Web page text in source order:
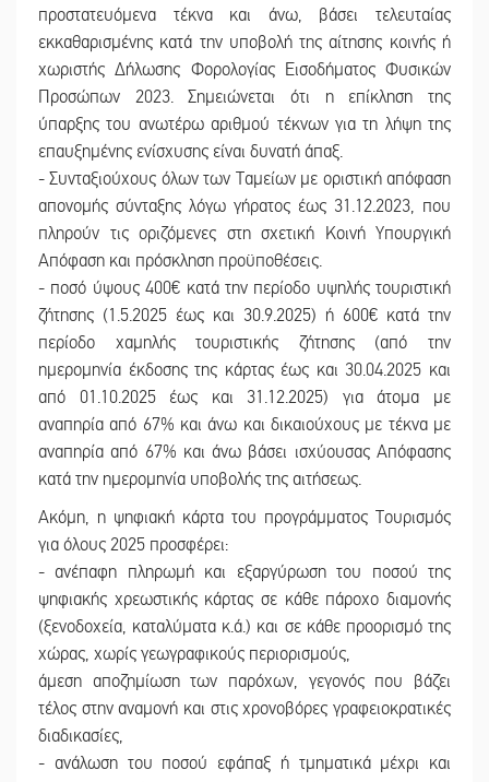
προστατευόμενα τέκνα και άνω, βάσει τελευταίας
εκκαθαρισμένης κατά την υποβολή της αίτησης κοινής ή
χωριστής Δήλωσης Φορολογίας Εισοδήματος Φυσικών
Προσώπων 2023. Σημειώνεται ότι η επίκληση της
ύπαρξης του ανωτέρω αριθμού τέκνων για τη λήψη της
επαυξημένης ενίσχυσης είναι δυνατή άπαξ.
- Συνταξιούχους όλων των Ταμείων με οριστική απόφαση
απονομής σύνταξης λόγω γήρατος έως 31.12.2023, που
πληρούν τις οριζόμενες στη σχετική Κοινή Υπουργική
Απόφαση και πρόσκληση προϋποθέσεις.
- ποσό ύψους 400€ κατά την περίοδο υψηλής τουριστική
ζήτησης (1.5.2025 έως και 30.9.2025) ή 600€ κατά την
περίοδο χαμηλής τουριστικής ζήτησης (από την
ημερομηνία έκδοσης της κάρτας έως και 30.04.2025 και
από 01.10.2025 έως και 31.12.2025) για άτομα με
αναπηρία από 67% και άνω και δικαιούχους με τέκνα με
αναπηρία από 67% και άνω βάσει ισχύουσας Απόφασης
κατά την ημερομηνία υποβολής της αιτήσεως.
Ακόμη, η ψηφιακή κάρτα του προγράμματος Τουρισμός
για όλους 2025 προσφέρει:
- ανέπαφη πληρωμή και εξαργύρωση του ποσού της
ψηφιακής χρεωστικής κάρτας σε κάθε πάροχο διαμονής
(ξενοδοχεία, καταλύματα κ.ά.) και σε κάθε προορισμό της
χώρας, χωρίς γεωγραφικούς περιορισμούς,
άμεση αποζημίωση των παρόχων, γεγονός που βάζει
τέλος στην αναμονή και στις χρονοβόρες γραφειοκρατικές
διαδικασίες,
- ανάλωση του ποσού εφάπαξ ή τμηματικά μέχρι και